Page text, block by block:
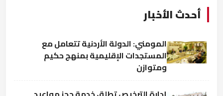
أحدث الأخبار
المومني: الدولة الأردنية تتعامل مع
المستجدات الإقليمية بمنهج حكيم
ومتوازن